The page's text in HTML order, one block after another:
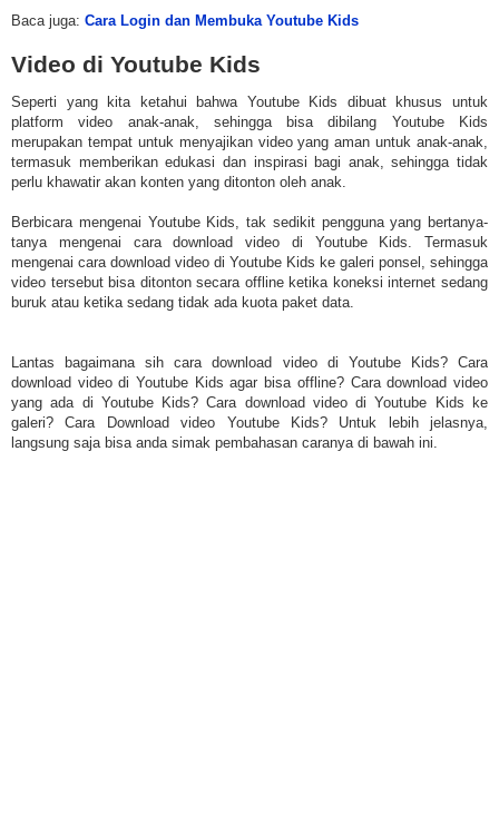
Baca juga: Cara Login dan Membuka Youtube Kids
Video di Youtube Kids
Seperti yang kita ketahui bahwa Youtube Kids dibuat khusus untuk
platform video anak-anak, sehingga bisa dibilang Youtube Kids
merupakan tempat untuk menyajikan video yang aman untuk anak-anak,
termasuk memberikan edukasi dan inspirasi bagi anak, sehingga tidak
perlu khawatir akan konten yang ditonton oleh anak.
Berbicara mengenai Youtube Kids, tak sedikit pengguna yang bertanya-
tanya mengenai cara download video di Youtube Kids. Termasuk
mengenai cara download video di Youtube Kids ke galeri ponsel, sehingga
video tersebut bisa ditonton secara offline ketika koneksi internet sedang
buruk atau ketika sedang tidak ada kuota paket data.
Lantas bagaimana sih cara download video di Youtube Kids? Cara
download video di Youtube Kids agar bisa offline? Cara download video
yang ada di Youtube Kids? Cara download video di Youtube Kids ke
galeri? Cara Download video Youtube Kids? Untuk lebih jelasnya,
langsung saja bisa anda simak pembahasan caranya di bawah ini.